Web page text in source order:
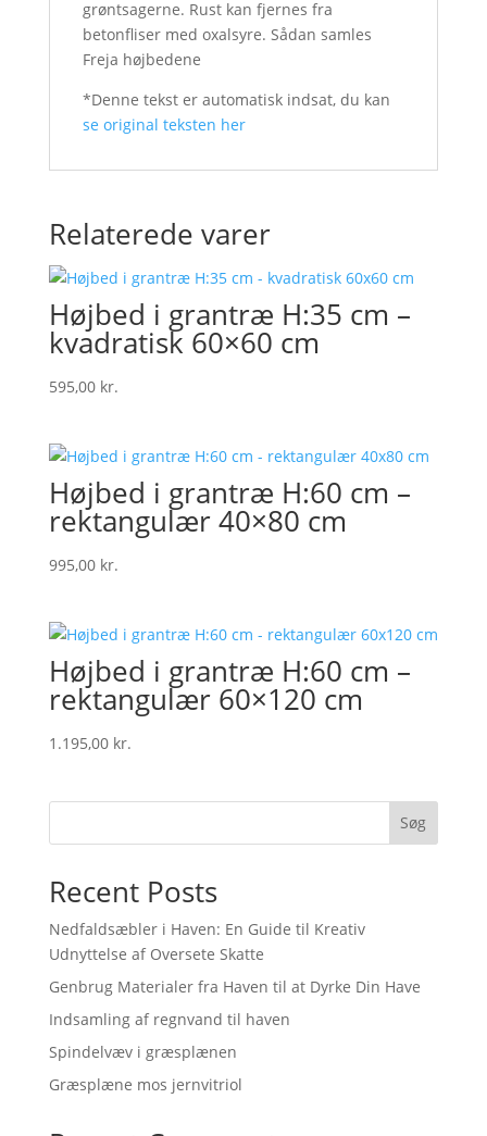
grøntsagerne. Rust kan fjernes fra
betonfliser med oxalsyre. Sådan samles
Freja højbedene
*Denne tekst er automatisk indsat, du kan
se original teksten her
Relaterede varer
Højbed i grantræ H:35 cm –
kvadratisk 60×60 cm
595,00 kr.
Højbed i grantræ H:60 cm –
rektangulær 40×80 cm
995,00 kr.
Højbed i grantræ H:60 cm –
rektangulær 60×120 cm
1.195,00 kr.
Søg
Recent Posts
Nedfaldsæbler i Haven: En Guide til Kreativ
Udnyttelse af Oversete Skatte
Genbrug Materialer fra Haven til at Dyrke Din Have
Indsamling af regnvand til haven
Spindelvæv i græsplænen
Græsplæne mos jernvitriol